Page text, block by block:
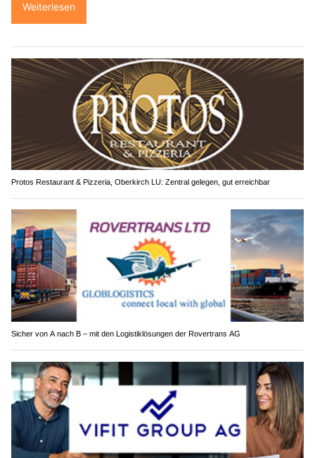
Weiterlesen
Protos Restaurant & Pizzeria, Oberkirch LU: Zentral gelegen, gut erreichbar
Sicher von A nach B – mit den Logistiklösungen der Rovertrans AG